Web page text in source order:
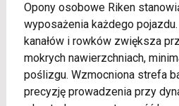
Opony osobowe Riken
wyposażenia każdego
kanałów i rowków zwiększa
mokrych nawierzchniach,
poślizgu. Wzmocniona strefa
precyzję prowadzenia przy